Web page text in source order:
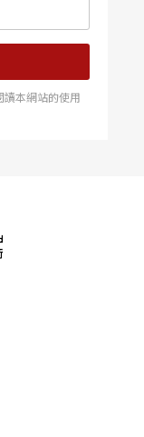
本網站的使用